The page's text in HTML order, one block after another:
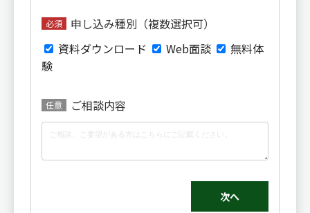
必須
申し込み種別（複数選択可）
資料ダウンロード
Web面談
無料体
験
任意 ご相談内容
次へ